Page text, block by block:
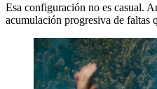
Esa configuración no es casual.
acumulación progresiva de faltas